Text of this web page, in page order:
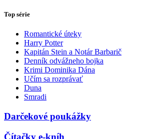
Top série
Romantické úteky
Harry Potter
Kapitán Stein a Notár Barbarič
Denník odvážneho bojka
Krimi Dominika Dána
Učím sa rozprávať
Duna
Smradi
Darčekové poukážky
Čítačky e-kníh